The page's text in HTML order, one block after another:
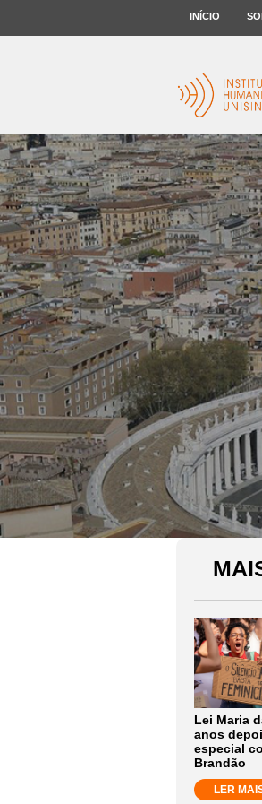
INÍCIO
Lei Maria
anos
especial
Brandão
LER